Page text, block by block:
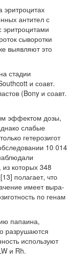
антител с
эри­троцитами
сыворотки
выявляют это
стадии
и соавт.
(Bony и соавт.
эффектом дозы,
слабые
гетерозигот
10 014
которых 348
полагает, что
имеет выра­
по генам
папаина,
разрушаются
используют
и Rh.